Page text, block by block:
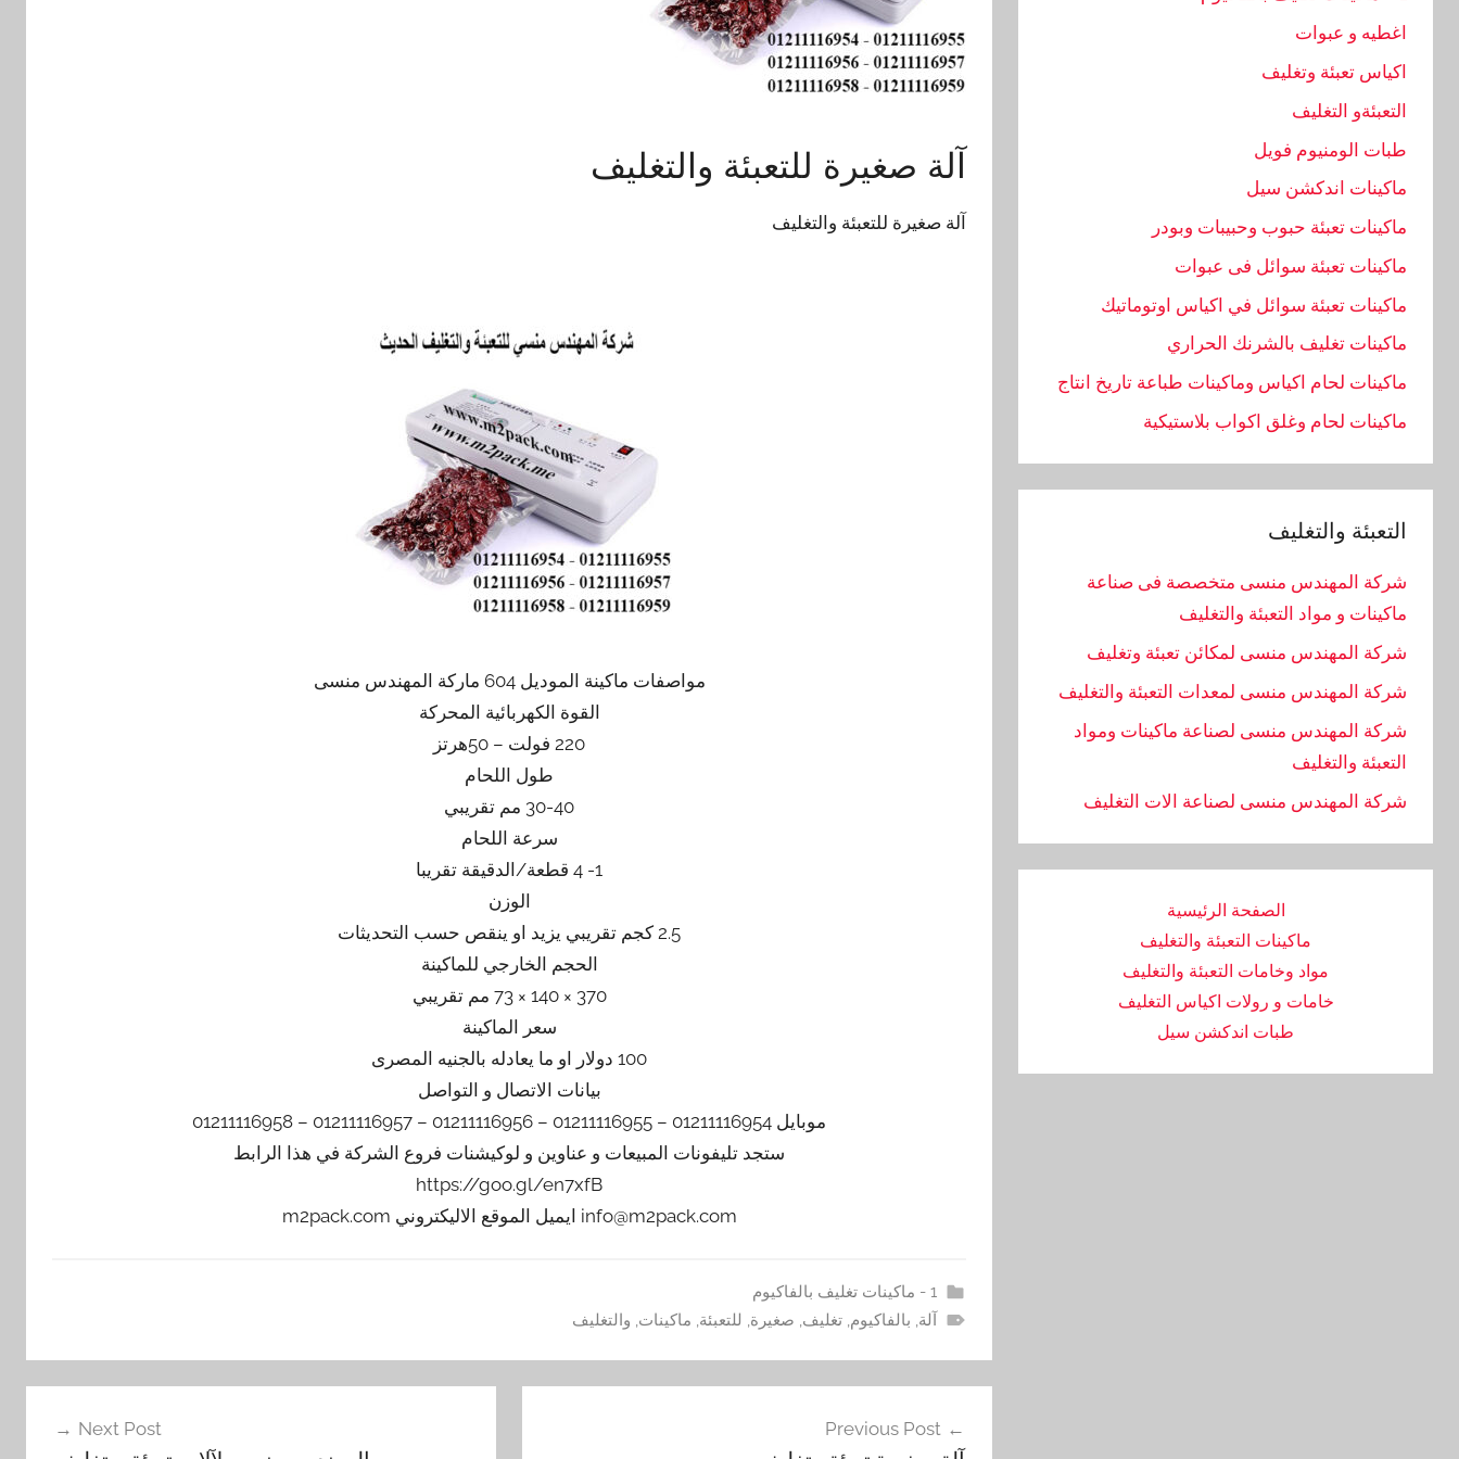
آلة صغيرة للتعبئة والتغليف
آلة صغيرة للتعبئة والتغليف
مواصفات ماكينة الموديل 604 ماركة المهندس منسى
القوة الكهربائية المحركة
220 فولت – 50هرتز
طول اللحام
30-40 مم تقريبي
سرعة اللحام
1- 4 قطعة/الدقيقة تقريبا
الوزن
2.5 كجم تقريبي يزيد او ينقص حسب التحديثات
الحجم الخارجي للماكينة
370 × 140 × 73 مم تقريبي
سعر الماكينة
100 دولار او ما يعادله بالجنيه المصرى
بيانات الاتصال و التواصل
موبايل 01211116954 – 01211116955 – 01211116956 – 01211116957 – 01211116958
ستجد تليفونات المبيعات و عناوين و لوكيشنات فروع الشركة في هذا الرابط
https://goo.gl/en7xfB
info@m2pack.com ايميل الموقع الاليكتروني m2pack.com
1 - ماكينات تغليف بالفاكيوم
آلة, بالفاكيوم,تغليف, صغيرة, للتعبئة, ماكينات, والتغليف
المقالات
Previous Post
Next Post
اغطيه و عبوات
اكياس تعبئة وتغليف
التعبئةو التغليف
طبات الومنيوم فويل
ماكينات اندكشن سيل
ماكينات تعبئة حبوب وحبيبات وبودر
ماكينات تعبئة سوائل فى عبوات
ماكينات تعبئة سوائل في اكياس اوتوماتيك
ماكينات تغليف بالشرنك الحراري
ماكينات لحام اكياس وماكينات طباعة تاريخ انتاج
ماكينات لحام وغلق اكواب بلاستيكية
التعبئة والتغليف
شركة المهندس منسى متخصصة فى صناعة
ماكينات و مواد التعبئة والتغليف
شركة المهندس منسى لمكائن تعبئة وتغليف
شركة المهندس منسى لمعدات التعبئة والتغليف
شركة المهندس منسى لصناعة ماكينات ومواد
التعبئة والتغليف
‏شركة المهندس منسى لصناعة الات التغليف
الصفحة الرئيسية
ماكينات التعبئة والتغليف
مواد وخامات التعبئة والتغليف
خامات و رولات اكياس التغليف
طبات اندكشن سيل